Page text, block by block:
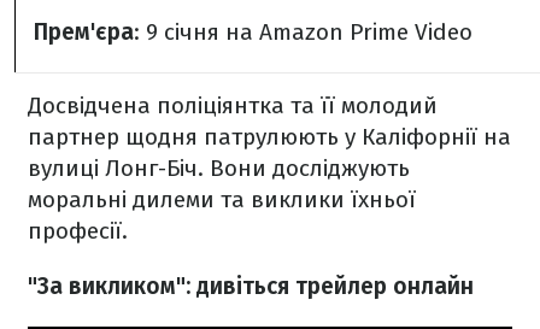
Прем'єра: 9 січня на Amazon Prime Video
Досвідчена поліціянтка та її молодий
партнер щодня патрулюють у Каліфорнії на
вулиці Лонг-Біч. Вони досліджують
моральні дилеми та виклики їхньої
професії.
"За викликом": дивіться трейлер онлайн